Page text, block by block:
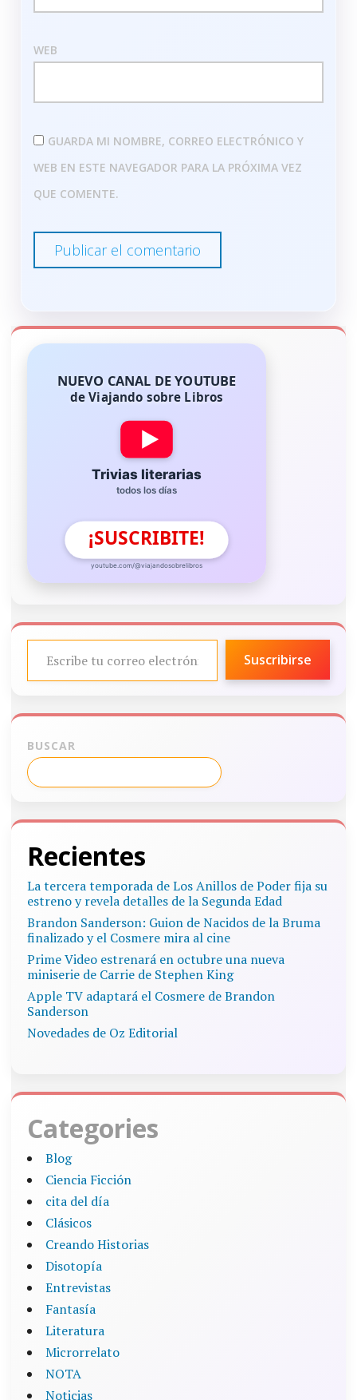
WEB
GUARDA MI NOMBRE, CORREO ELECTRÓNICO Y
WEB EN ESTE NAVEGADOR PARA LA PRÓXIMA VEZ
QUE COMENTE.
NUEVO CANAL DE YOUTUBE
de Viajando sobre Libros
Trivias literarias
todos los días
¡SUSCRIBITE!
youtube.com/@viajandosobrelibros
ESCRIBE TU CORREO ELECTRÓNICO…
Suscribirse
BUSCAR
Recientes
La tercera temporada de Los Anillos de Poder fija su
estreno y revela detalles de la Segunda Edad
Brandon Sanderson: Guion de Nacidos de la Bruma
finalizado y el Cosmere mira al cine
Prime Video estrenará en octubre una nueva
miniserie de Carrie de Stephen King
Apple TV adaptará el Cosmere de Brandon
Sanderson
Novedades de Oz Editorial
Categories
Blog
Ciencia Ficción
cita del día
Clásicos
Creando Historias
Disotopía
Entrevistas
Fantasía
Literatura
Microrrelato
NOTA
Noticias